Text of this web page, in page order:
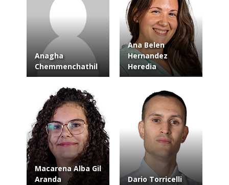
Anagha
Chemmenchathil
Ana Belen
Hernandez
Heredia
Macarena Alba Gil
Aranda
Dario Torricelli